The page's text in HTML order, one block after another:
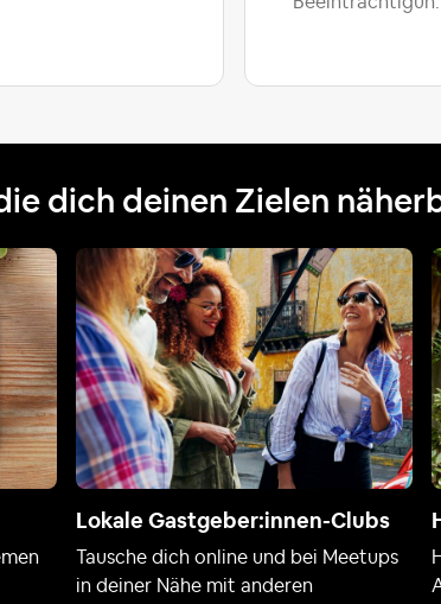
dich deinen Zielen
Lokale Gastgeber:innen-Clubs
Tausche dich online und bei Meetups
in deiner Nähe mit anderen